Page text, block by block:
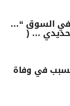
في السوق “…
… (
في وفاة